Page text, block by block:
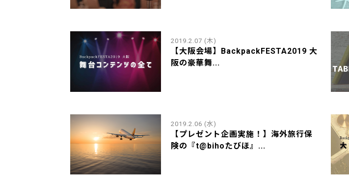
2019.2.07 (木)
【大阪会場】BackpackFESTA2019 大
阪の豪華舞...
2019.2.06 (水)
【プレゼント企画実施！】海外旅行保
険の『t@bihoたびほ』...